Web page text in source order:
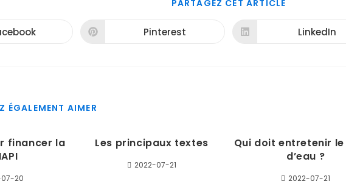
PARTAGEZ CET ARTICLE
CONTENU
Ouvrir Ouvrir
Pinterest Ouvrir
LinkedIn
ÉGALEMENT AIMER
financer la
20
Les principaux textes
2022-07-21
Qui doit entretenir
d’eau ?
2022-07-21
de l’eau